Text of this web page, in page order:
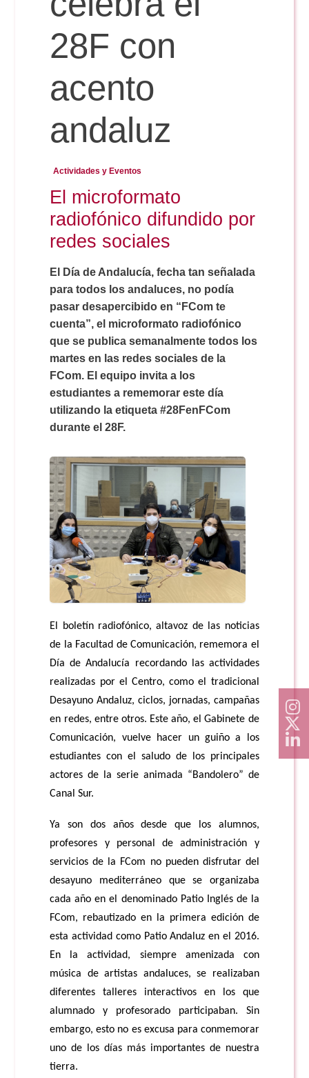
Reservas
Calendario Lectivo
Horarios
Publicidad y RR.PP
Comunicación Audiovisual
Doble Grado PER/CAV
Exámenes Grado
Periodismo
Publicidad y RR.PP
Comunicación Audiovisual
Doble Grado PER/CAV
Secretaría Virtual
#miTFG
#YoPractico
28F con
acento
andaluz
Actividades y Eventos
El microformato
radiofónico difundido por
redes sociales
El Día de Andalucía, fecha tan señalada
para todos los andaluces, no podía
pasar desapercibido en “FCom te
cuenta”, el microformato radiofónico
que se publica semanalmente todos los
martes en las redes sociales de la
FCom. El equipo invita a los
estudiantes a rememorar este día
utilizando la etiqueta #28FenFCom
durante el 28F.
El boletín radiofónico, altavoz de las noticias
de la Facultad de Comunicación, rememora el
Día de Andalucía recordando las actividades
realizadas por el Centro, como el tradicional
Desayuno Andaluz, ciclos, jornadas, campañas
en redes, entre otros. Este año, el Gabinete de
Comunicación, vuelve hacer un guiño a los
estudiantes con el saludo de los principales
actores de la serie animada “Bandolero” de
Canal Sur.
Ya son dos años desde que los alumnos,
profesores y personal de administración y
servicios de la FCom no pueden disfrutar del
desayuno mediterráneo que se organizaba
cada año en el denominado Patio Inglés de la
FCom, rebautizado en la primera edición de
esta actividad como Patio Andaluz en el 2016.
En la actividad, siempre amenizada con
música de artistas andaluces, se realizaban
diferentes talleres interactivos en los que
alumnado y profesorado participaban. Sin
embargo, esto no es excusa para conmemorar
uno de los días más importantes de nuestra
tierra.